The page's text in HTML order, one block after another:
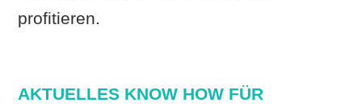
profitieren.
AKTUELLES KNOW HOW FÜR